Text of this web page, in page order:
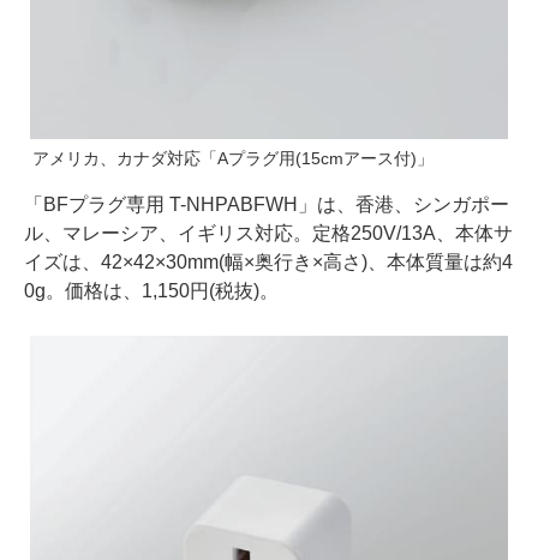
アメリカ、カナダ対応「Aプラグ用(15cmアース付)」
「BFプラグ専用 T-NHPABFWH」は、香港、シンガポー
ル、マレーシア、イギリス対応。定格250V/13A、本体サ
イズは、42×42×30mm(幅×奥行き×高さ)、本体質量は約4
0g。価格は、1,150円(税抜)。